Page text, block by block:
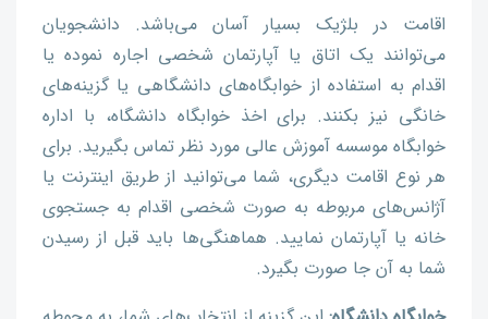
اقامت در بلژیک بسیار آسان می‌باشد. دانشجویان
می‌توانند یک اتاق یا آپارتمان شخصی اجاره نموده یا
اقدام به استفاده از خوابگاه‌های دانشگاهی یا گزینه‌های
خانگی نیز بکنند. برای اخذ خوابگاه دانشگاه، با اداره
خوابگاه موسسه آموزش عالی مورد نظر تماس بگیرید. برای
هر نوع اقامت دیگری، شما می‌توانید از طریق اینترنت یا
آژانس‌های مربوطه به صورت شخصی اقدام به جستجوی
خانه یا آپارتمان نمایید. هماهنگی‌ها باید قبل از رسیدن
شما به آن جا صورت بگیرد.